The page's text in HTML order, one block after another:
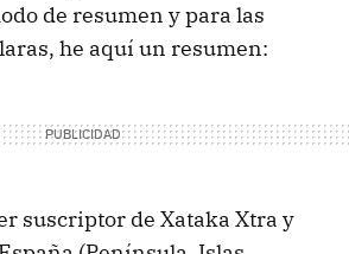
de resumen y para las
he aquí un resumen:
suscriptor de Xataka Xtra y